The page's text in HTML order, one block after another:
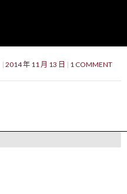
2014 年 11 月 13 日 1 COMMENT